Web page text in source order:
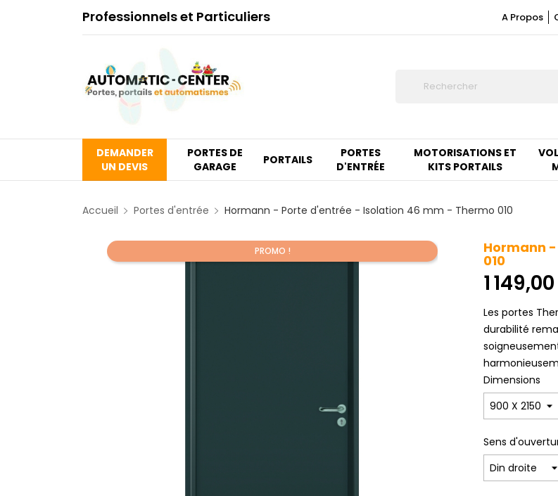
Professionnels et Particuliers A Propos
DEMANDER
UN DEVIS
PORTES DE
GARAGE
PORTAILS
PORTES
D'ENTRÉE
MOTORISATIONS ET
KITS PORTAILS
Accueil Portes d'entrée Hormann - Porte d'entrée - Isolation 46 mm - Thermo 010
PROMO !
Promo !
Hormann
010
1
Les portes
durabilité
Dimensions
Sens